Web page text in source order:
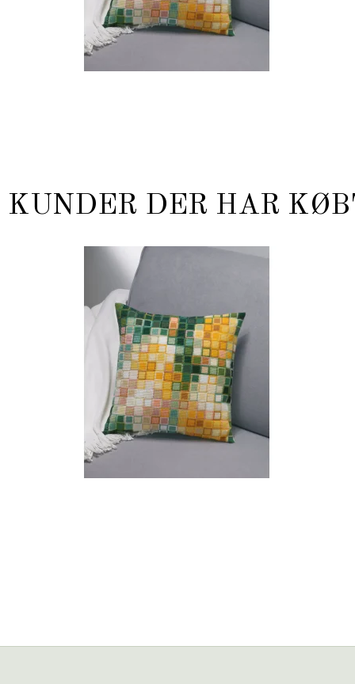
KUNDER DER HAR